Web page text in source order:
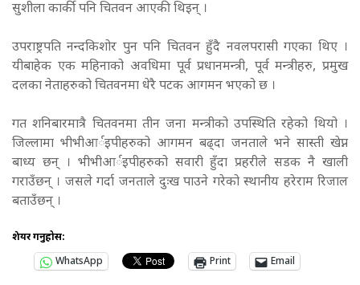
सुशीला कार्की पनि चितवन आएकी थिइन् ।
उपराष्ट्रपति नन्दकिशोर पुन पनि चितवन हुँदै नवलपरासी गएका थिए ।
यीबाहेक एक महिनाको अवधिमा पूर्व प्रधानमन्त्री, पूर्व मन्त्रीहरु, प्रमुख
दलका नेताहरुको चितवनमा धेरै पटक आगमन भएको छ ।
गत शनिबारमात्रै चितवनमा तीन जना मन्त्रीको उपस्थिति रहेको थियो ।
जिल्लामा भीभीआर्इपीहरुको आगमन बढ्दा जनताले भने सास्ती खेप्न
बाध्य छन् । भीभीआर्इपीहरुको सवारी हुँदा प्रहरीले सडक नै खाली
गराउँछन् । जसले गर्दा जनताले दुःख पाउने गरेको स्थानीय हरेराम रिजाल
बताउँछन् ।
शेयर गर्नुहोस:
WhatsApp
Print Email